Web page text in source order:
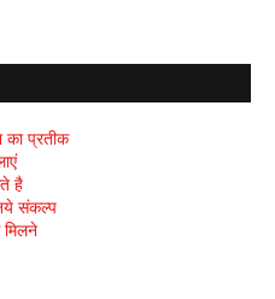
का प्रतीक
है
संकल्प
मिलने